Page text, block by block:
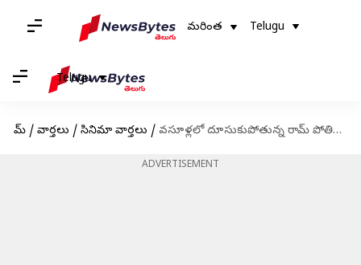
మరింత Telugu
Telugu
హోమ్ / వార్తలు / సినిమా వార్తలు / వసూళ్లలో దూసుకుపోతున్న రామ్ పోతినేని 'స్కంద': 50కోట్ల క్లబ్‌లో చేరిన మూవీ!
ADVERTISEMENT